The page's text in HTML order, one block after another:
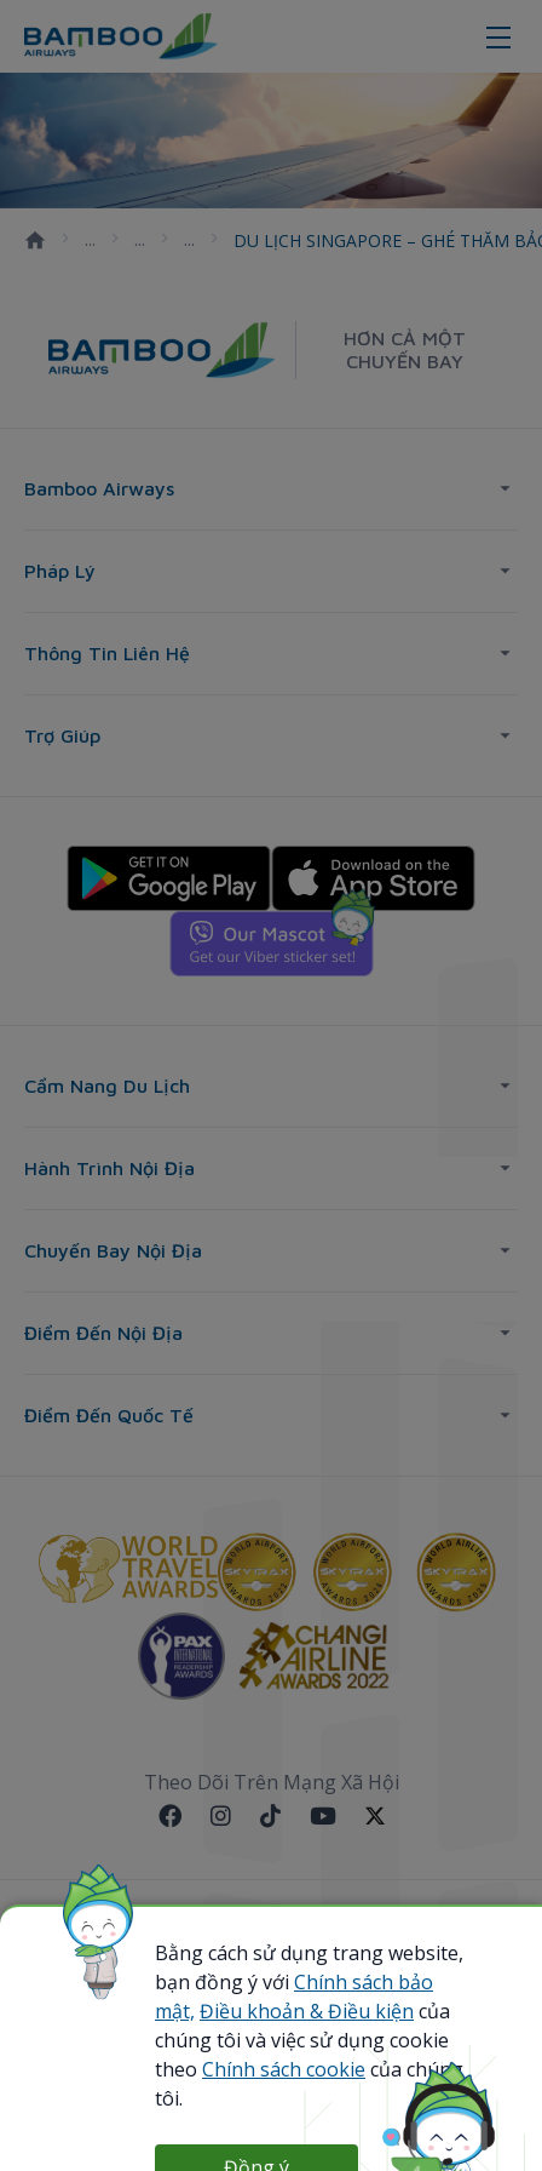
DU LỊCH SINGAPORE &#8211;
DU LỊCH SINGAPORE – GHÉ THĂM
HƠN CẢ MỘT
CHUYẾN BAY
Bamboo Airways
Pháp Lý
Thông Tin Liên Hệ
Trợ Giúp
Cẩm Nang Du Lịch
Hành Trình Nội Địa
Chuyến Bay Nội Địa
Điểm Đến Nội Địa
Điểm Đến Quốc Tế
Theo Dõi Trên Mạng Xã Hội
Sơ đồ website
@ 2023 Bamboo Airways Copyright. All Rights
Reserved.
Business Registration Code: 0107867370
Bằng cách sử dụng trang website,
bạn đồng ý với Chính sách bảo
mật, Điều khoản & Điều kiện của
chúng tôi và việc sử dụng cookie
theo Chính sách cookie của chúng
tôi.